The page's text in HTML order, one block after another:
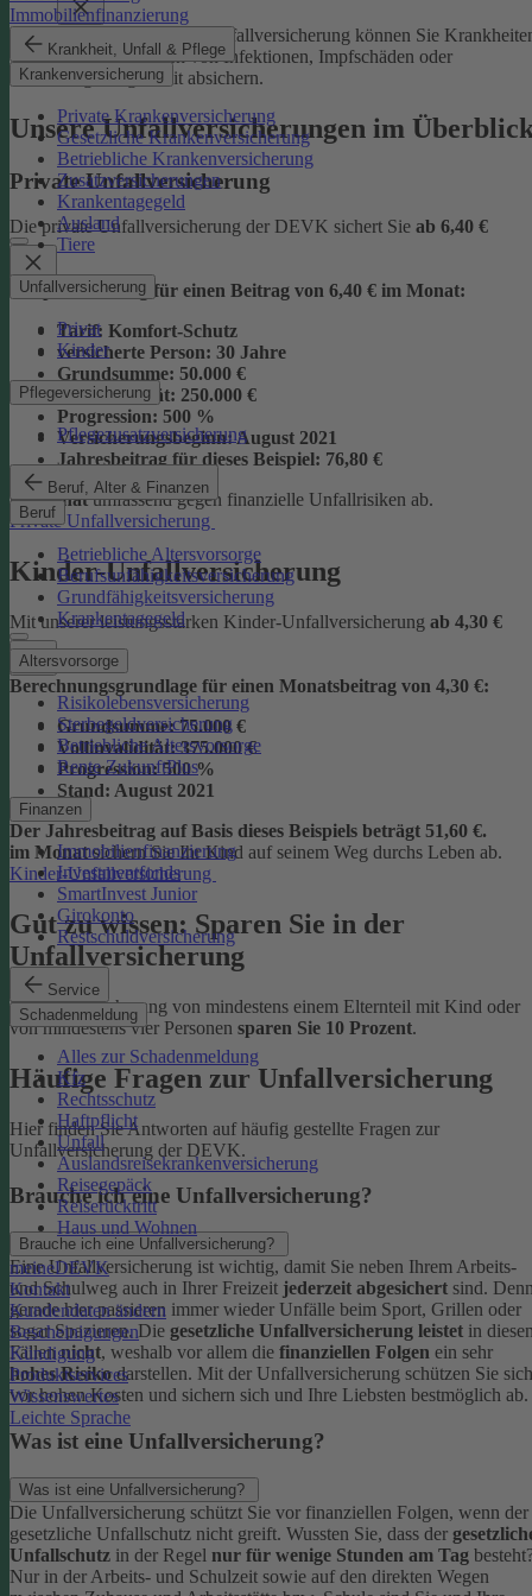
Immobilienfinanzierung
Krankheit, Unfall & Pflege
Krankenversicherung
Private Krankenversicherung
Gesetzliche Krankenversicherung
Betriebliche Krankenversicherung
Zusatzversicherungen
Krankentagegeld
Ausland
Tiere
Unfallversicherung
Privat
Kinder
Pflegeversicherung
Pflegezusatzversicherung
Beruf, Alter & Finanzen
Beruf
Betriebliche Altersvorsorge
Berufsunfähigkeitsversicherung
Grundfähigkeitsversicherung
Krankentagegeld
Altersvorsorge
Risikolebensversicherung
Sterbegeldversicherung
Betriebliche Altersvorsorge
Rente ZukunftPlus
Finanzen
Immobilienfinanzierung
Investmentfonds
SmartInvest Junior
Girokonto
Restschuldversicherung
Service
Schadenmeldung
Alles zur Schadenmeldung
Kfz
Rechtsschutz
Haftpflicht
Unfall
Auslandsreisekrankenversicherung
Reisegepäck
Reiserücktritt
Haus und Wohnen
meineDEVK
Kontakt
Kundendaten ändern
Bescheinigungen
Kündigung
Produktservices
Wissenswertes
Leichte Sprache
Mit der Junior-Plus-Unfallversicherung können Sie
sowie die Folgen von Infektionen, Impfschäden oder
Vergiftungen mit absichern.
Unsere Unfallversicherungen im
Private Unfallversicherung
Die private Unfallversicherung der DEVK sichert Sie ab 6,40 €
Beispielrechnung für einen Beitrag von 6,40 € im Monat:
Tarif: Komfort-Schutz
versicherte Person: 30 Jahre
Grundsumme: 50.000 €
Vollinvalidität: 250.000 €
Progression: 500 %
Versicherungsbeginn:August 2021
Jahresbeitrag für dieses Beispiel: 76,80 €
im Monatumfassend gegen finanzielle Unfallrisiken ab.
Private Unfallversicherung
Kinder-Unfallversicherung
Mit unserer leistungsstarken Kinder-Unfallversicherung ab 4,30 €
Berechnungsgrundlage für einen Monatsbeitrag von 4,30 €:
Grundsumme:75.000 €
Vollinvalidität:375.000 €
Progression:500 %
Stand: August 2021
Der Jahresbeitrag auf Basis dieses Beispiels beträgt 51,60 €.
im Monatsichern Sie Ihr Kind auf seinem Weg durchs Leben ab.
Kinder-Unfallversicherung
Gut zu wissen: Sparen Sie in der
Unfallversicherung
Bei der Versicherung von mindestens einem Elternteil mit Kind oder
von mindestens vier Personen sparen Sie 10 Prozent.
Häufige Fragen zur Unfallversicherung
Hier finden Sie Antworten auf häufig gestellte Fragen zur
Unfallversicherung der DEVK.
Brauche ich eine Unfallversicherung?
Brauche ich eine Unfallversicherung?
Eine Unfallversicherung ist wichtig, damit Sie neben Ihrem Arbeits-
und Schulweg auch in Ihrer Freizeit jederzeit abgesichert sind.
gerade hier passieren immer wieder Unfälle beim Sport, Grillen oder
sogar Spazieren. Die gesetzliche Unfallversicherung leistet in
Fällennicht, weshalb vor allem die finanziellen Folgen ein sehr
hohes Risikodarstellen. Mit der Unfallversicherung schützen Sie sich
vor hohen Kosten und sichern sich und Ihre Liebsten bestmöglich ab.
Was ist eine Unfallversicherung?
Was ist eine Unfallversicherung?
Die Unfallversicherung schützt Sie vor finanziellen Folgen, wenn der
gesetzliche Unfallschutz nicht greift. Wussten Sie, dass der
Unfallschutz in der Regel nur für wenige Stunden am Tag
Nur in der Arbeits- und Schulzeit sowie auf den direkten Wegen